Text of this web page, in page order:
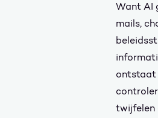
Want AI
mails,
ontstaat
twijfelen